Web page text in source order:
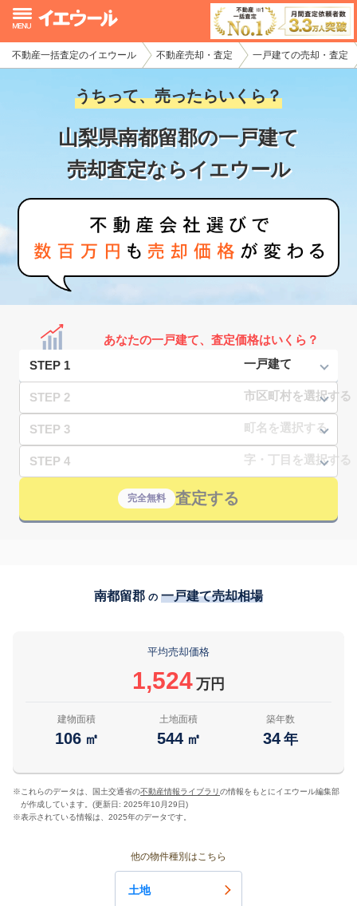
不動産一括査定のイエウール 不動産売却・査定 一戸建ての売却・査定
うちって、売ったらいくら？
山梨県南都留郡の一戸建て
売却査定ならイエウール
あなたの一戸建て、査定価格はいくら？
STEP 1
STEP 2
STEP 3
STEP 4
完全無料 査定する
南都留郡 の 一戸建て売却相場
平均売却価格
1,524 万円
建物面積
106 ㎡
土地面積
544 ㎡
築年数
34 年
※ これらのデータは、国土交通省の不動産情報ライブラリの情報をもとにイエウール編集部
が作成しています。(更新日: 2025年10月29日)
※表示されている情報は、2025年のデータです。
他の物件種別はこちら
土地
イエウール加盟希望の不動産会社様
初めての方へ
不動産売却の流れ
不動産の売却・一括査定
家査定シミュレーター
お問い合わせ